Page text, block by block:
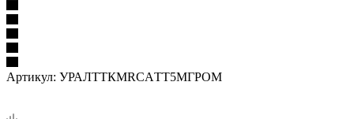
Артикул: УРАЛТТКМRCAТТ5МГРОМ